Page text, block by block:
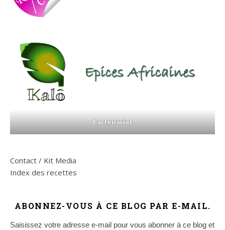
Partenariat
Contact / Kit Media
Index des recettes
ABONNEZ-VOUS À CE BLOG PAR E-MAIL.
Saisissez votre adresse e-mail pour vous abonner à ce blog et